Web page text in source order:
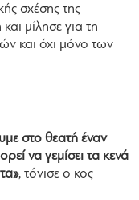
σχέσης της
μίλησε για τη
και όχι μόνο των
στο θεατή έναν
να γεμίσει τα κενά
, τόνισε ο κος